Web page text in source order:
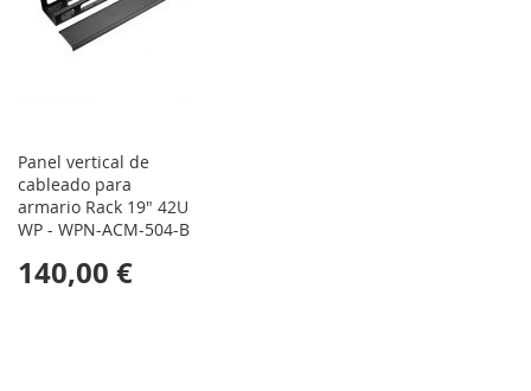
Panel vertical de
cableado para
armario Rack 19" 42U
WP - WPN-ACM-504-B
140,00 €